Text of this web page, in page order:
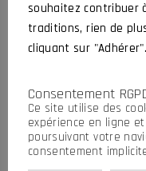
souhaitez contribuer
traditions, rien de
cliquant sur "Adhérer".
Consentement
Ce site utilise des
expérience en ligne
poursuivant votre
consentement